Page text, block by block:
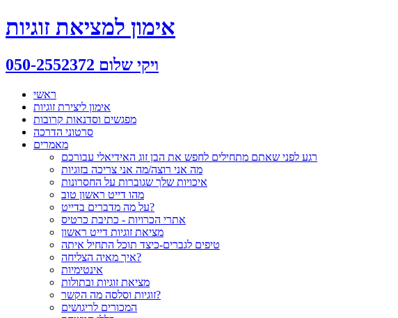
אימון למציאת זוגיות
ויקי שלום 050-2552372
ראשי
אימון ליצירת זוגיות
מפגשים וסדנאות קרובות
סרטוני הדרכה
מאמרים
רגע לפני שאתם מתחילים לחפש את הבן זוג האידיאלי עבורכם
מה אני רוצה/מה אני צריכה בזוגיות
איכויות שלך שגוברות על החסרונות
מהו דייט ראשון טוב
על מה מדברים בדייט?
אתרי הכרויות - כתיבת כרטיס
מציאת זוגיות דייט ראשון
טיפים לגברים-כיצד תוכל התחיל איתה
איך מאיה הצליחה?
אינטימיות
מציאת זוגיות ובתולות
זוגיות וסלסה מה הקשר?
המכורים לריגושים